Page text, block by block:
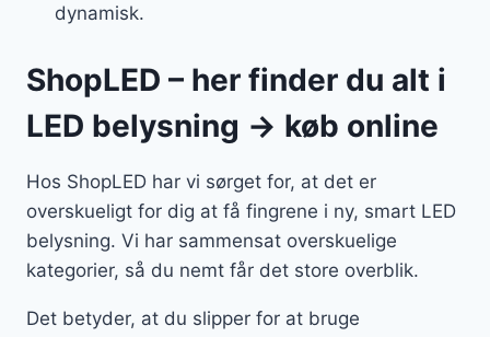
dynamisk.
ShopLED – her finder du alt i
LED belysning → køb online
Hos ShopLED har vi sørget for, at det er
overskueligt for dig at få fingrene i ny, smart LED
belysning. Vi har sammensat overskuelige
kategorier, så du nemt får det store overblik.
Det betyder, at du slipper for at bruge